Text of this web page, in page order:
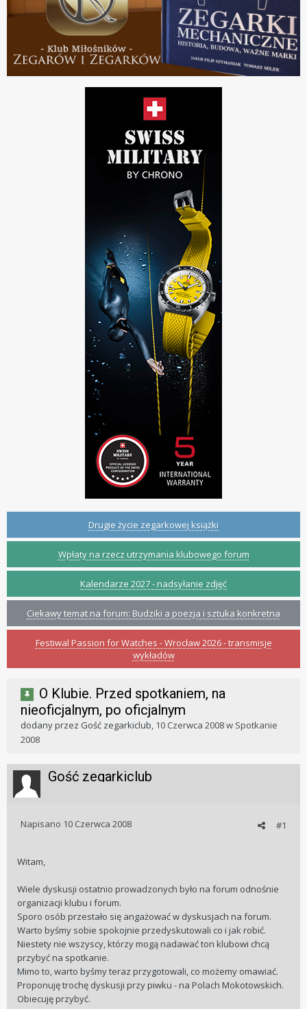
Drugie życie zegarkowej książki
Wpłaty na rzecz utrzymania klubowego forum
Kalendarze 2027 - nadsyłanie zdjęć
Ciekawy temat na forum: Budziki a poezja i sztuka konkretna
Festiwal Passion for Watches - Wrocław 2026 - transmisje
wykładów
O Klubie. Przed spotkaniem, na
nieoficjalnym, po oficjalnym
dodany przez Gość zegarkiclub, 10 Czerwca 2008w Spotkanie
2008
Gość zegarkiclub
#1
Napisano 10 Czerwca 2008
Witam,
Wiele dyskusji ostatnio prowadzonych było na forum odnośnie
organizacji klubu i forum.
Sporo osób przestało się angażować w dyskusjach na forum.
Warto byśmy sobie spokojnie przedyskutowali co i jak robić.
Niestety nie wszyscy, którzy mogą nadawać ton klubowi chcą
przybyć na spotkanie.
Mimo to, warto byśmy teraz przygotowali, co możemy omawiać.
Proponuję trochę dyskusji przy piwku - na Polach Mokotowskich.
Obiecuję przybyć.